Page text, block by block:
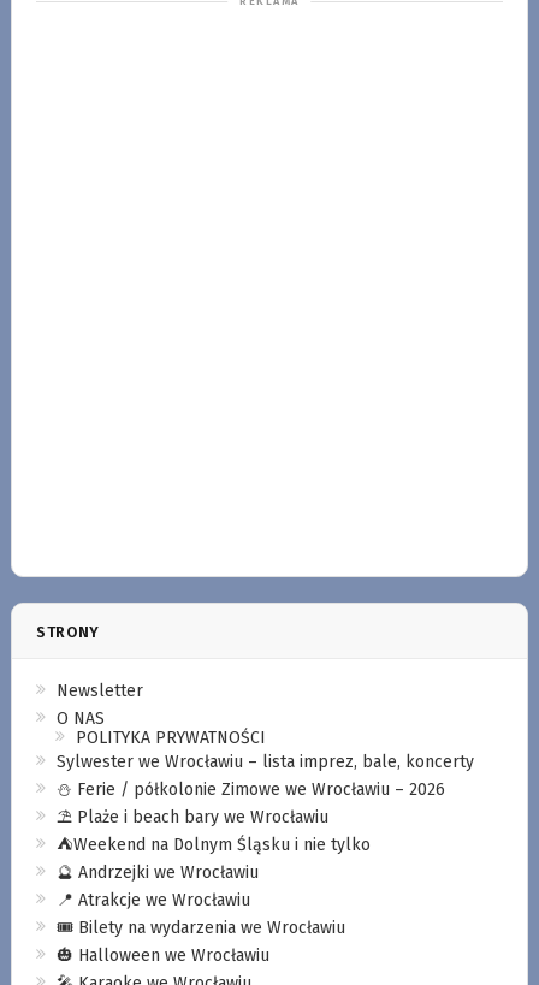
STRONY
Newsletter
O NAS
POLITYKA PRYWATNOŚCI
Sylwester we Wrocławiu – lista imprez, bale, koncerty
⛄️ Ferie / półkolonie Zimowe we Wrocławiu – 2026
⛱️ Plaże i beach bary we Wrocławiu
⛺️Weekend na Dolnym Śląsku i nie tylko
🔮 Andrzejki we Wrocławiu
📍 Atrakcje we Wrocławiu
🎟️ Bilety na wydarzenia we Wrocławiu
🎃 Halloween we Wrocławiu